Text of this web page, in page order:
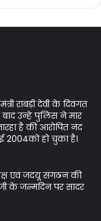
राबड़ी देवी के दिवंगत
बाद उन्हे पुलिस ने मार
है की आरोपित नंद
2004को हो चुका है।
एवं जदयू संगठन की
जी के जन्मदिन पर सादर